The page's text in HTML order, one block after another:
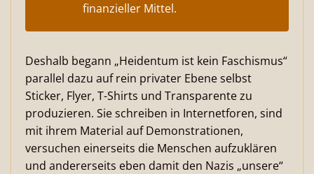
finanzieller Mittel.
Deshalb begann „Heidentum ist kein Faschismus“
parallel dazu auf rein privater Ebene selbst
Sticker, Flyer, T-Shirts und Transparente zu
produzieren. Sie schreiben in Internetforen, sind
mit ihrem Material auf Demonstrationen,
versuchen einerseits die Menschen aufzuklären
und andererseits eben damit den Nazis „unsere“